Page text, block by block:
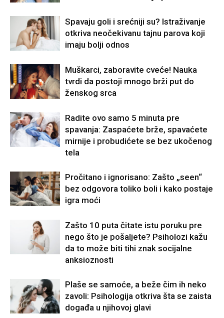
Spavaju goli i srećniji su? Istraživanje
otkriva neočekivanu tajnu parova koji
imaju bolji odnos
Muškarci, zaboravite cveće! Nauka
tvrdi da postoji mnogo brži put do
ženskog srca
Radite ovo samo 5 minuta pre
spavanja: Zaspaćete brže, spavaćete
mirnije i probudićete se bez ukočenog
tela
Pročitano i ignorisano: Zašto „seen“
bez odgovora toliko boli i kako postaje
igra moći
Zašto 10 puta čitate istu poruku pre
nego što je pošaljete? Psiholozi kažu
da to može biti tihi znak socijalne
anksioznosti
Plaše se samoće, a beže čim ih neko
zavoli: Psihologija otkriva šta se zaista
događa u njihovoj glavi